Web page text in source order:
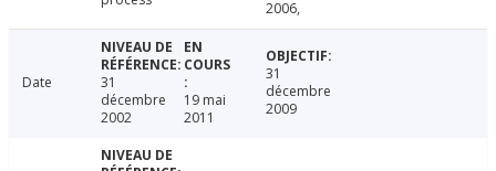
2006,
Date
31
décembre
2002
19 mai
2011
31
décembre
2009